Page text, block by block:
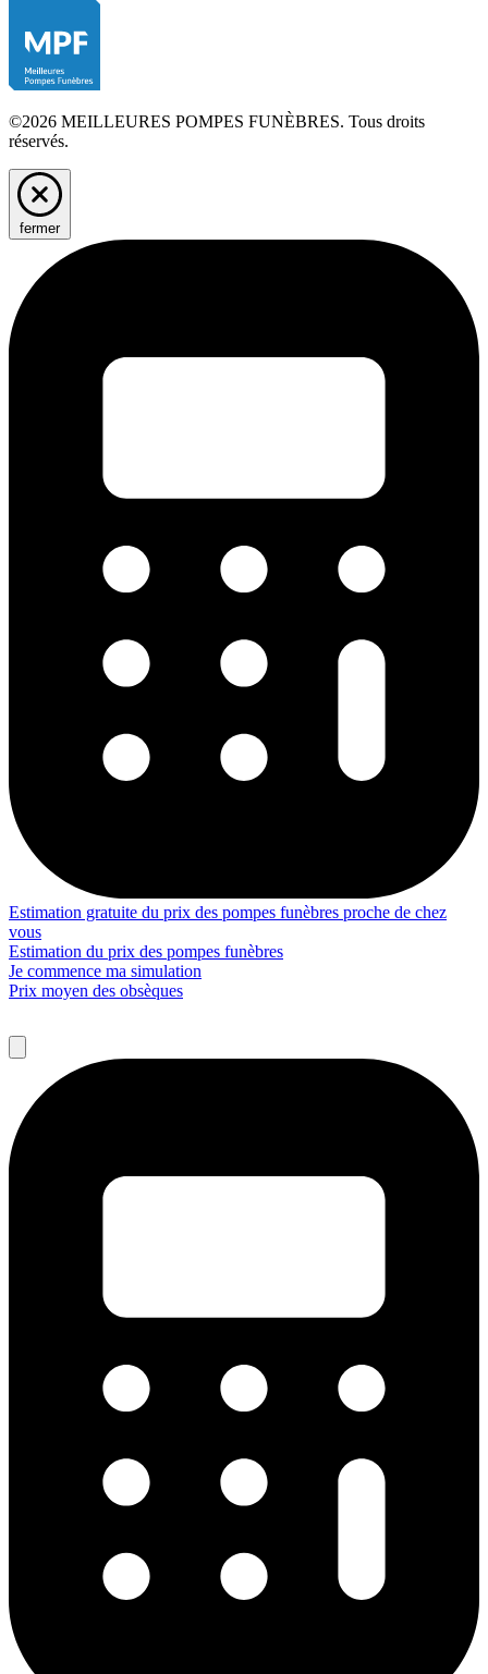
©2026 MEILLEURES POMPES FUNÈBRES. Tous droits
réservés.
fermer
Estimation gratuite du prix des pompes funèbres proche de chez
vous
Estimation du prix des pompes funèbres
Je commence ma simulation
Prix moyen des obsèques